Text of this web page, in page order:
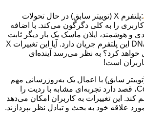
:پلتفرم X (توییتر سابق) در حال تحولات
را به کلی دگرگون می‌کند. با اضافه
و هوشمند، ایلان ماسک یک بار دیگر ثابت
می‌کند که نوآوری در DNA این پلتفرم جریان دارد. آیا این تغییرات X
خواهد کرد؟ به نظر می‌رسد آینده‌ای
است!
سابق) با اعمال یک به‌روزرسانی مهم
در قابلیت Communities، قصد دارد تجربه‌ای مشابه با ردیت را
کند. این تغییرات به کاربران امکان می‌دهد
علاقه خود به بحث و تبادل نظر بپردازند.